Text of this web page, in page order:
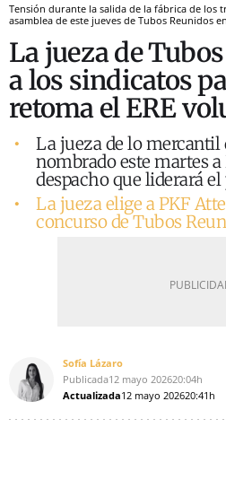
Tensión durante la salida de la fábrica de los
asamblea de este jueves de Tubos Reunidos
La jueza de
a los sindicatos
retoma el ERE
La jueza de lo mercantil
nombrado este martes
despacho que liderará
La jueza elige a PKF
concurso de Tubos
Sofía Lázaro
Publicada12 mayo 202620:04h
Actualizada12 mayo 202620:41h